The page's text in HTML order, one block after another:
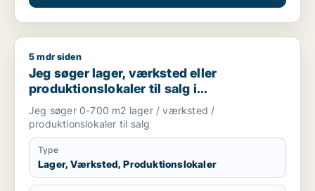
Jeg søger lager, værksted eller produktionslokaler til salg i
5 mdr siden
Jeg søger lager, værksted eller
produktionslokaler til salg i
Storkøbenhavn
Jeg søger 0-700 m2 lager / værksted /
produktionslokaler til salg
Type
Lager, Værksted, Produktionslokaler